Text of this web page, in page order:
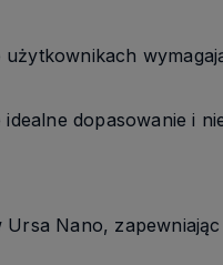
dopasowanie i
Ursa Nano, zapewniając